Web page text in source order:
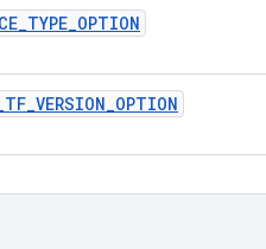
_TYPE_OPTION
TF_VERSION_OPTION